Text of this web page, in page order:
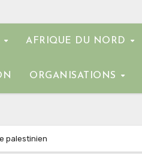
AFRIQUE DU NORD
ORGANISATIONS
palestinien